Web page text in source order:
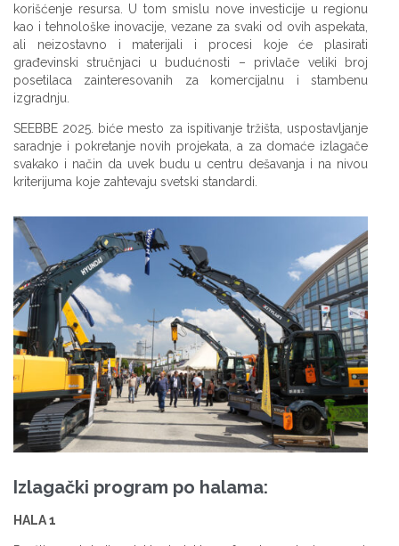
korišćenje resursa. U tom smislu nove investicije u regionu
kao i tehnološke inovacije, vezane za svaki od ovih aspekata,
ali neizostavno i materijali i procesi koje će plasirati
građevinski stručnjaci u budućnosti – privlače veliki broj
posetilaca zainteresovanih za komercijalnu i stambenu
izgradnju.
SEEBBE 2025. biće mesto za ispitivanje tržišta, uspostavljanje
saradnje i pokretanje novih projekata, a za domaće izlagače
svakako i način da uvek budu u centru dešavanja i na nivou
kriterijuma koje zahtevaju svetski standardi.
Izlagački program po halama:
HALA 1